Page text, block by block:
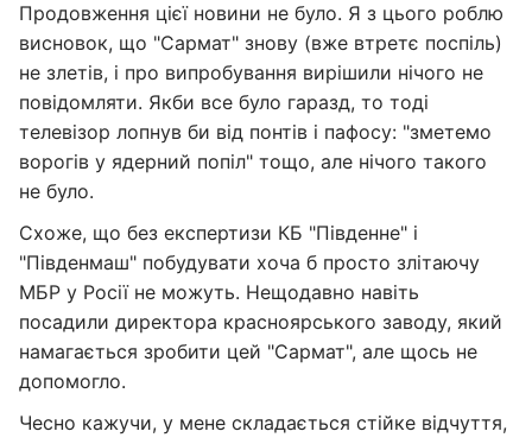
Продовження цієї новини не було. Я з цього роблю
висновок, що "Сармат" знову (вже втретє поспіль)
не злетів, і про випробування вирішили нічого не
повідомляти. Якби все було гаразд, то тоді
телевізор лопнув би від понтів і пафосу: "зметемо
ворогів у ядерний попіл" тощо, але нічого такого
не було.
Схоже, що без експертизи КБ "Південне" і
"Південмаш" побудувати хоча б просто злітаючу
МБР у Росії не можуть. Нещодавно навіть
посадили директора красноярського заводу, який
намагається зробити цей "Сармат", але щось не
допомогло.
Чесно кажучи, у мене складається стійке відчуття,